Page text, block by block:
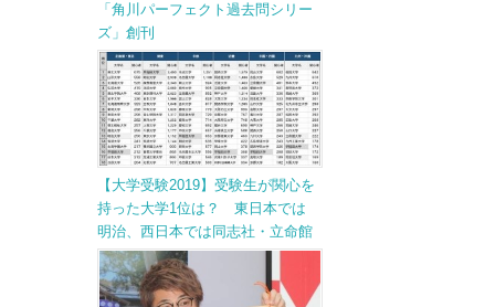
「角川パーフェクト過去問シリー
ズ」創刊
【大学受験2019】受験生が関心を
持った大学1位は？ 東日本では
明治、西日本では同志社・立命館